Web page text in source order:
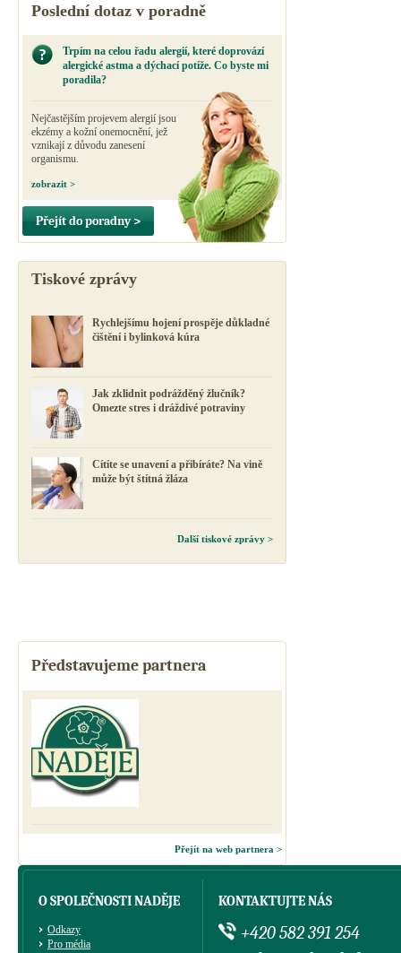
Poslední dotaz v poradně
Trpím na celou řadu alergií, které doprovází
alergické astma a dýchací potíže. Co byste mi
poradila?
Nejčastějším projevem alergií jsou
ekzémy a kožní onemocnění, jež
vznikají z důvodu zanesení
organismu.
zobrazit >
Přejít do poradny >
Tiskové zprávy
Rychlejšímu hojení prospěje důkladné
čištění i bylinková kúra
Jak zklidnit podrážděný žlučník?
Omezte stres i dráždivé potraviny
Cítíte se unavení a přibíráte? Na vině
může být štítná žláza
Další tiskové zprávy >
Představujeme partnera
Přejít na web partnera >
O SPOLEČNOSTI NADĚJE
Odkazy
Pro média
KONTAKTUJTE NÁS
+420 582 391 254